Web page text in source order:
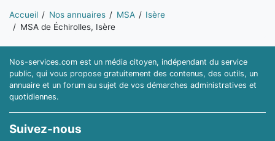
Vous êtes ici:
Accueil Nos annuaires MSA
Isère
MSA de Échirolles, Isère
Nos-services.com est un média citoyen, indépendant du service
public, qui vous propose gratuitement des contenus, des outils, un
annuaire et un forum au sujet de vos démarches administratives et
quotidiennes.
Suivez-nous